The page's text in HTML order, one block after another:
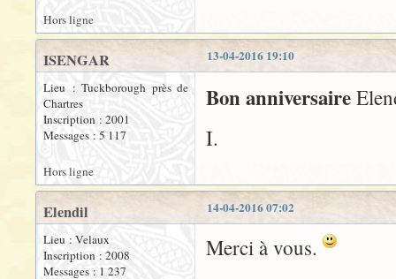
Hors ligne
13-04-2016 19:10
ISENGAR
Lieu : Tuckborough près de
Chartres
Inscription : 2001
Messages : 5 117
Bon anniversaire
I.
Hors ligne
14-04-2016 07:02
Elendil
Lieu : Velaux
Inscription : 2008
Messages : 1 237
Merci à vous.